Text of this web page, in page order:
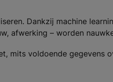
Dankzij machine
afwerking – worden
mits voldoende gegevens